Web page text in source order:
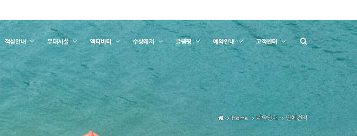
객실안내 부대시설 액티비티 수상레저 글램핑 예약안내 고객센터
Home 예약안내 단체견적